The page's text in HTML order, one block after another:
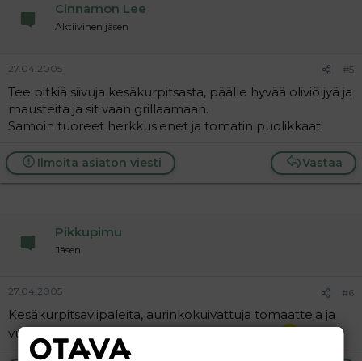
Cinnamon Lee
Aktiivinen jäsen
27.04.2005 #5
Tee pitkiä siivuja kesäkurpitsasta, päälle hyvää oliviöljyä ja
mausteita ja sit vaan grillaamaan.
Samoin tuoreet herkkusienet ja tomatin puolikkaat.
Vastaa
Ilmoita asiaton viesti
Pikkupimu
Jäsen
27.04.2005 #6
Kesäkurpitsaviipaleita, aurinkokuivattuja tomaatteja ja
vuohenjuustoa folioon ja grilliin. Hyvää tulee.